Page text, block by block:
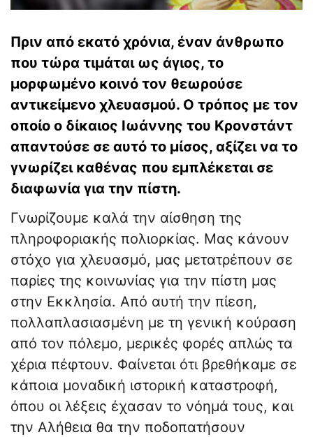
Πριν από εκατό χρόνια, έναν άνθρωπο
που τώρα τιμάται ως άγιος, το
μορφωμένο κοινό τον θεωρούσε
αντικείμενο χλευασμού. Ο τρόπος με τον
οποίο ο δίκαιος Ιωάννης του Κρονστάντ
απαντούσε σε αυτό το μίσος, αξίζει να το
γνωρίζει καθένας που εμπλέκεται σε
διαφωνία για την πίστη.
Γνωρίζουμε καλά την αίσθηση της
πληροφοριακής πολιορκίας. Μας κάνουν
στόχο για χλευασμό, μας μετατρέπουν σε
παρίες της κοινωνίας για την πίστη μας
στην Εκκλησία. Από αυτή την πίεση,
πολλαπλασιασμένη με τη γενική κούραση
από τον πόλεμο, μερικές φορές απλώς τα
χέρια πέφτουν. Φαίνεται ότι βρεθήκαμε σε
κάποια μοναδική ιστορική καταστροφή,
όπου οι λέξεις έχασαν το νόημά τους, και
την Αλήθεια θα την ποδοπατήσουν